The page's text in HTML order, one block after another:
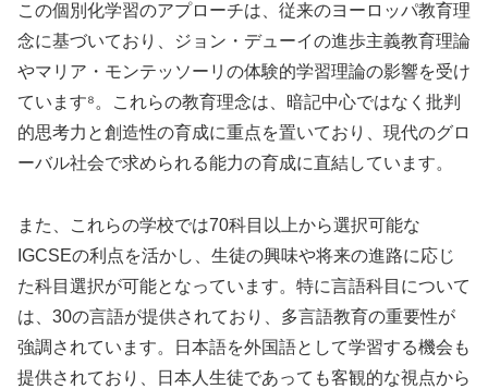
この個別化学習のアプローチは、従来のヨーロッパ教育理
念に基づいており、ジョン・デューイの進歩主義教育理論
やマリア・モンテッソーリの体験的学習理論の影響を受け
ています⁸。これらの教育理念は、暗記中心ではなく批判
的思考力と創造性の育成に重点を置いており、現代のグロ
ーバル社会で求められる能力の育成に直結しています。
また、これらの学校では70科目以上から選択可能な
IGCSEの利点を活かし、生徒の興味や将来の進路に応じ
た科目選択が可能となっています。特に言語科目について
は、30の言語が提供されており、多言語教育の重要性が
強調されています。日本語を外国語として学習する機会も
提供されており、日本人生徒であっても客観的な視点から